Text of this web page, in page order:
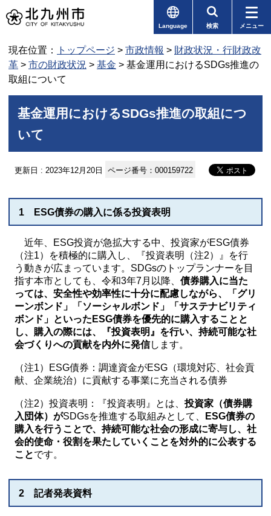
Language 検索 メニュー
現在位置： トップページ > 市政情報 > 財政状況・行財政改
革 > 市の財政状況 > 基金 > 基金運用におけるSDGs推進の
取組について
基金運用におけるSDGs推進の取組につ
いて
更新日 : 2023年12月20日 ページ番号：000159722
1 ESG債券の購入に係る投資表明
近年、ESG投資が急拡大する中、投資家がESG債券
（注1）を積極的に購入し、『投資表明（注2）』を行
う動きが広まっています。SDGsのトップランナーを目
指す本市としても、令和3年7月以降、 債券購入に当た
っては、安全性や効率性に十分に配慮しながら、「グリ
ーンボンド」「ソーシャルボンド」「サステナビリティ
ボンド」といったESG債券を優先的に購入することと
し、購入の際には、『投資表明』を行い、持続可能な社
会づくりへの貢献を内外に発信します。
（注1）ESG債券：調達資金がESG（環境対応、社会貢
献、企業統治）に貢献する事業に充当される債券
（注2）投資表明：『投資表明』とは、投資家（債券購
入団体）がSDGsを推進する取組みとして、
ESG債券の
購入を行うことで、持続可能な社会の形成に寄与し、社
会的使命・役割を果たしていくことを対外的に公表する
ことです。
2 記者発表資料